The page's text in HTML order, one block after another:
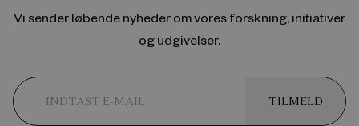
Vi sender løbende nyheder om vores forskning, initiativer
og udgivelser.
TILMELD